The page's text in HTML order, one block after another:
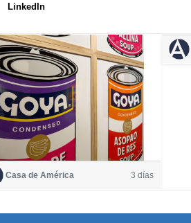
LinkedIn
Casa de América 3 días